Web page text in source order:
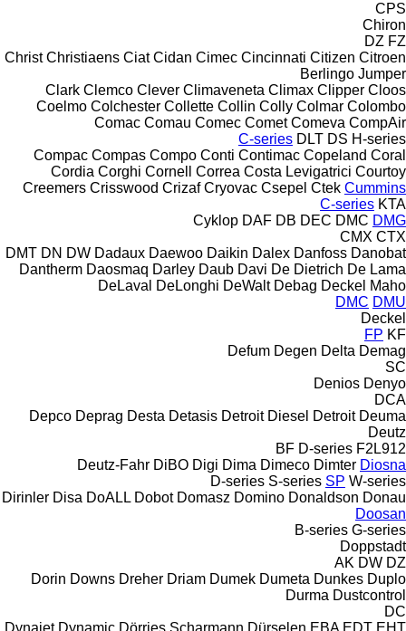
CPS
Chiron
DZ FZ
Christ Christiaens Ciat Cidan Cimec Cincinnati Citizen Citroen
Berlingo Jumper
Clark Clemco Clever Climaveneta Climax Clipper Cloos
Coelmo Colchester Collette Collin Colly Colmar Colombo
Comac Comau Comec Comet Comeva CompAir
C-series DLT DS H-series
Compac Compas Compo Conti Contimac Copeland Coral
Cordia Corghi Cornell Correa Costa Levigatrici Courtoy
Creemers Crisswood Crizaf Cryovac Csepel Ctek Cummins
C-series KTA
Cyklop DAF DB DEC DMC DMG
CMX CTX
DMT DN DW Dadaux Daewoo Daikin Dalex Danfoss Danobat
Dantherm Daosmaq Darley Daub Davi De Dietrich De Lama
DeLaval
DeLonghi DeWalt Debag Deckel Maho
DMC DMU
Deckel
FP KF
Defum Degen Delta Demag
SC
Denios Denyo
DCA
Depco Deprag Desta Detasis Detroit Diesel Detroit Deuma
Deutz
BF D-series F2L912
Deutz-Fahr DiBO Digi Dima Dimeco Dimter Diosna
D-series S-series SP W-series
Dirinler Disa DoALL Dobot Domasz Domino Donaldson Donau
Doosan
B-series G-series
Doppstadt
AK DW DZ
Dorin Downs Dreher Driam Dumek Dumeta Dunkes Duplo
Durma Dustcontrol
DC
Dynajet Dynamic Dörries Scharmann Dürselen EBA EDT EHT